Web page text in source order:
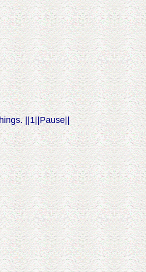
||1||Pause||